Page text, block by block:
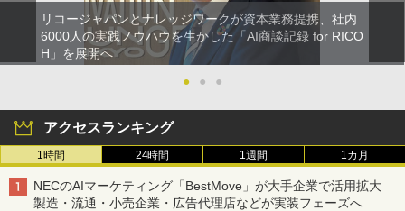
リコージャパンとナレッジワークが資本業務提携、社内
6000人の実践ノウハウを生かした「AI商談記録 for RICO
H」を展開へ
●
● ●
アクセスランキング
1時間 24時間 1週間 1カ月
NECのAIマーケティング「BestMove」が大手企業で活用拡大
製造・流通・小売企業・広告代理店などが実装フェーズへ